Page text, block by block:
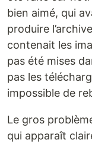
bien aimé, qui
produire
contenait les
pas été mises
pas les
impossible de
Le gros
qui apparaît